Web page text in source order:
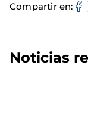
Compartir en
Noticias